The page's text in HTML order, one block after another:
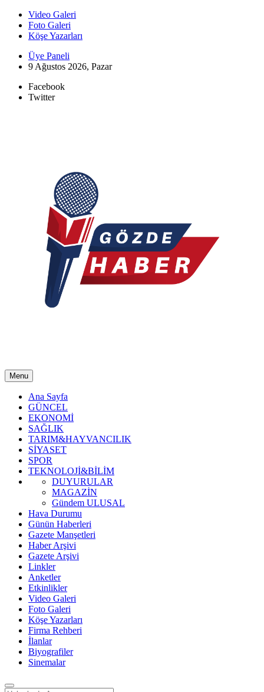
Video Galeri
Foto Galeri
Köşe Yazarları
Üye Paneli
9 Ağustos 2026, Pazar
Facebook
Twitter
Menu
Ana Sayfa
GÜNCEL
EKONOMİ
SAĞLIK
TARIM&HAYVANCILIK
SİYASET
SPOR
TEKNOLOJİ&BİLİM
DUYURULAR
MAGAZİN
Gündem ULUSAL
Hava Durumu
Günün Haberleri
Gazete Manşetleri
Haber Arşivi
Gazete Arşivi
Linkler
Anketler
Etkinlikler
Video Galeri
Foto Galeri
Köşe Yazarları
Firma Rehberi
İlanlar
Biyografiler
Sinemalar